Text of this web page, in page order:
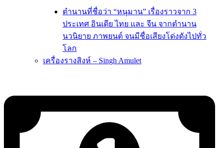
ตำนานที่ชื่อว่า “หนุมาน” เรื่องราวจาก 3
ประเทศ อินเดีย ไทย และ จีน จากตำนาน
นวนิยาย ภาพยนต์ จนมีชื่อเสียงโด่งดังไปทั่ว
โลก
เครื่องรางสิงห์ – Singh Amulet